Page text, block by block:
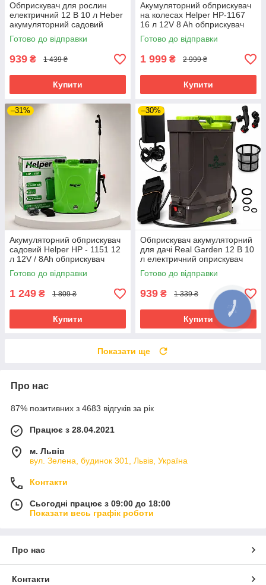
Обприскувач для рослин
електричний 12 В 10 л Heber
акумуляторний садовий
оприскувач
Готово до відправки
939 ₴ 1 439 ₴
Купити
Акумуляторний обприскувач
на колесах Helper HP-1167
16 л 12V 8 Ah обприскувач
для захисту рослин
Готово до відправки
1 999 ₴ 2 999 ₴
Купити
–31%
Акумуляторний обприскувач
садовий Helper HP - 1151 12
л 12V / 8Ah обприскувач
електричний на акумуляторі
Готово до відправки
1 249 ₴ 1 809 ₴
Купити
–30%
Обприскувач акумуляторний
для дачі Real Garden 12 В 10
л електричний оприскувач
для дерев ранцевий
оприскувач
Готово до відправки
939 ₴ 1 339 ₴
Купити
Показати ще
Про нас
87% позитивних з 4683 відгуків за рік
Працює з 28.04.2021
м. Львів
вул. Зелена, будинок 301, Львів, Україна
Контакти
Сьогодні працює з 09:00 до 18:00
Показати весь графік роботи
Про нас
Контакти